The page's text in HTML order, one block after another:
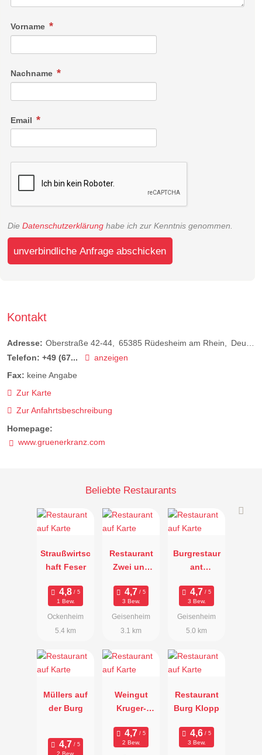
Vorname
Nachname
Email
Die Datenschutzerklärung habe ich zur Kenntnis genommen.
unverbindliche Anfrage abschicken
Kontakt
Adresse: Oberstraße 42-44 65385 Rüdesheim am Rhein
Deutschland
Telefon: +49 (67...
anzeigen
Fax: keine Angabe
Zur Karte
Zur Anfahrtsbeschreibung
Homepage:
www.gruenerkranz.com
Beliebte Restaurants
Straußwirtsc
haft Feser
1 Bew.
Ockenheim
5.4 km
Restaurant
Zwei und
3 Bew.
Geisenheim
3.1 km
Burgrestaur
ant
ein
3 Bew.
Geisenheim
5.0 km
Müllers auf
der Burg
2 Bew.
Weingut
Kruger-
2 Bew.
Restaurant
Burg Klopp
3 Bew.